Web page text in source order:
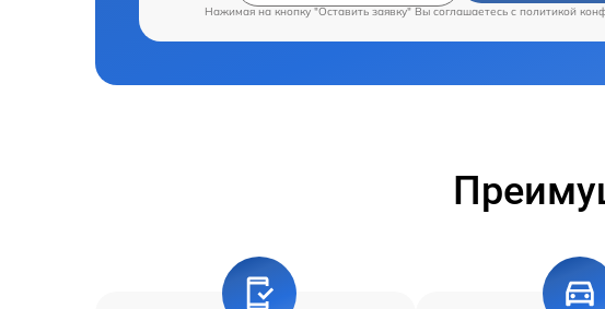
Нажимая на кнопку "Оставить заявку" Вы соглашаетесь c политикой